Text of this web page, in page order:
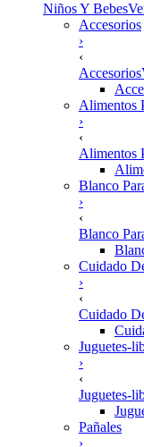
Niños Y Bebes
Accesorios
›
‹
Accesorios
Alimentos
›
‹
Alimentos
Blanco
›
‹
Blanco
Cuidado
›
‹
Cuidado
Juguetes-
›
‹
Juguetes-
Pañales
›